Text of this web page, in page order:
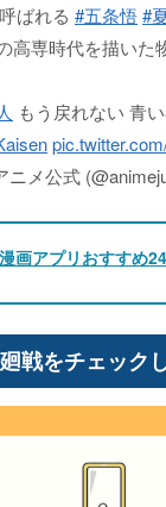
呼ばれる #五条悟#
高専時代を描いた
もう戻れない 青い
メ公式
画アプリおすすめ
戦をチェック